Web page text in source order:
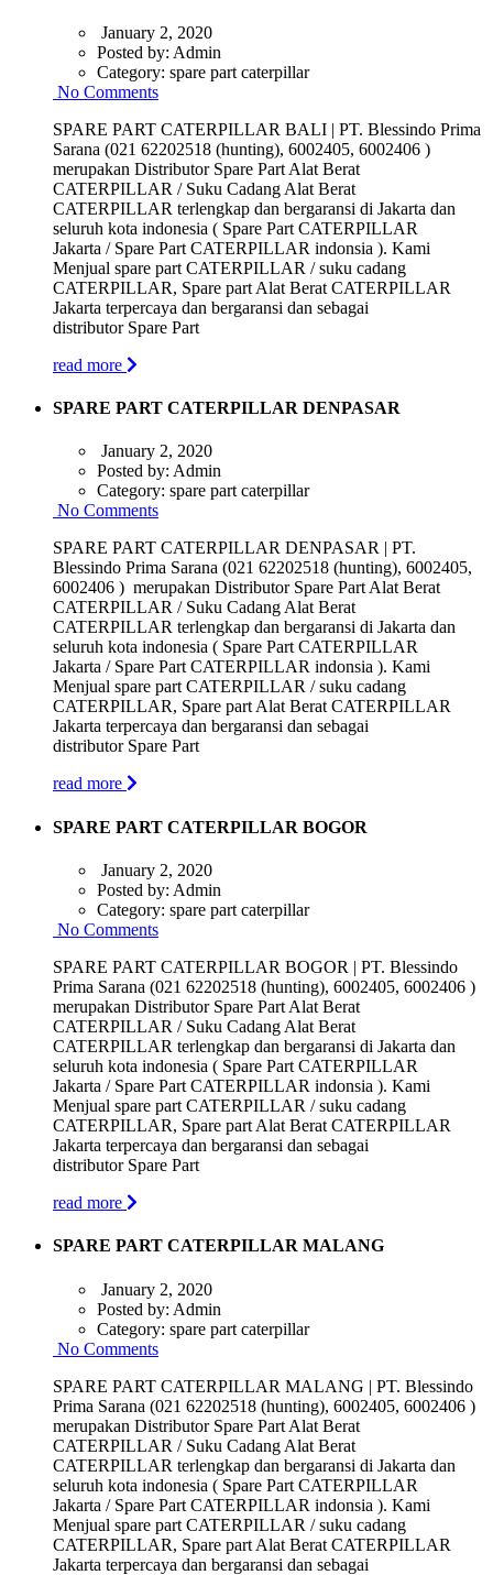
January 2, 2020
Posted by: Admin
Category: spare part caterpillar
No Comments
SPARE PART CATERPILLAR BALI | PT. Blessindo Prima
Sarana (021 62202518 (hunting), 6002405, 6002406 )
merupakan Distributor Spare Part Alat Berat
CATERPILLAR / Suku Cadang Alat Berat
CATERPILLAR terlengkap dan bergaransi di Jakarta dan
seluruh kota indonesia ( Spare Part CATERPILLAR
Jakarta / Spare Part CATERPILLAR indonsia ). Kami
Menjual spare part CATERPILLAR / suku cadang
CATERPILLAR, Spare part Alat Berat CATERPILLAR
Jakarta terpercaya dan bergaransi dan sebagai
distributor Spare Part
read more
SPARE PART CATERPILLAR DENPASAR
January 2, 2020
Posted by: Admin
Category: spare part caterpillar
No Comments
SPARE PART CATERPILLAR DENPASAR | PT.
Blessindo Prima Sarana (021 62202518 (hunting), 6002405,
6002406 ) merupakan Distributor Spare Part Alat Berat
CATERPILLAR / Suku Cadang Alat Berat
CATERPILLAR terlengkap dan bergaransi di Jakarta dan
seluruh kota indonesia ( Spare Part CATERPILLAR
Jakarta / Spare Part CATERPILLAR indonsia ). Kami
Menjual spare part CATERPILLAR / suku cadang
CATERPILLAR, Spare part Alat Berat CATERPILLAR
Jakarta terpercaya dan bergaransi dan sebagai
distributor Spare Part
read more
SPARE PART CATERPILLAR BOGOR
January 2, 2020
Posted by: Admin
Category: spare part caterpillar
No Comments
SPARE PART CATERPILLAR BOGOR | PT. Blessindo
Prima Sarana (021 62202518 (hunting), 6002405, 6002406 )
merupakan Distributor Spare Part Alat Berat
CATERPILLAR / Suku Cadang Alat Berat
CATERPILLAR terlengkap dan bergaransi di Jakarta dan
seluruh kota indonesia ( Spare Part CATERPILLAR
Jakarta / Spare Part CATERPILLAR indonsia ). Kami
Menjual spare part CATERPILLAR / suku cadang
CATERPILLAR, Spare part Alat Berat CATERPILLAR
Jakarta terpercaya dan bergaransi dan sebagai
distributor Spare Part
read more
SPARE PART CATERPILLAR MALANG
January 2, 2020
Posted by: Admin
Category: spare part caterpillar
No Comments
SPARE PART CATERPILLAR MALANG | PT. Blessindo
Prima Sarana (021 62202518 (hunting), 6002405, 6002406 )
merupakan Distributor Spare Part Alat Berat
CATERPILLAR / Suku Cadang Alat Berat
CATERPILLAR terlengkap dan bergaransi di Jakarta dan
seluruh kota indonesia ( Spare Part CATERPILLAR
Jakarta / Spare Part CATERPILLAR indonsia ). Kami
Menjual spare part CATERPILLAR / suku cadang
CATERPILLAR, Spare part Alat Berat CATERPILLAR
Jakarta terpercaya dan bergaransi dan sebagai